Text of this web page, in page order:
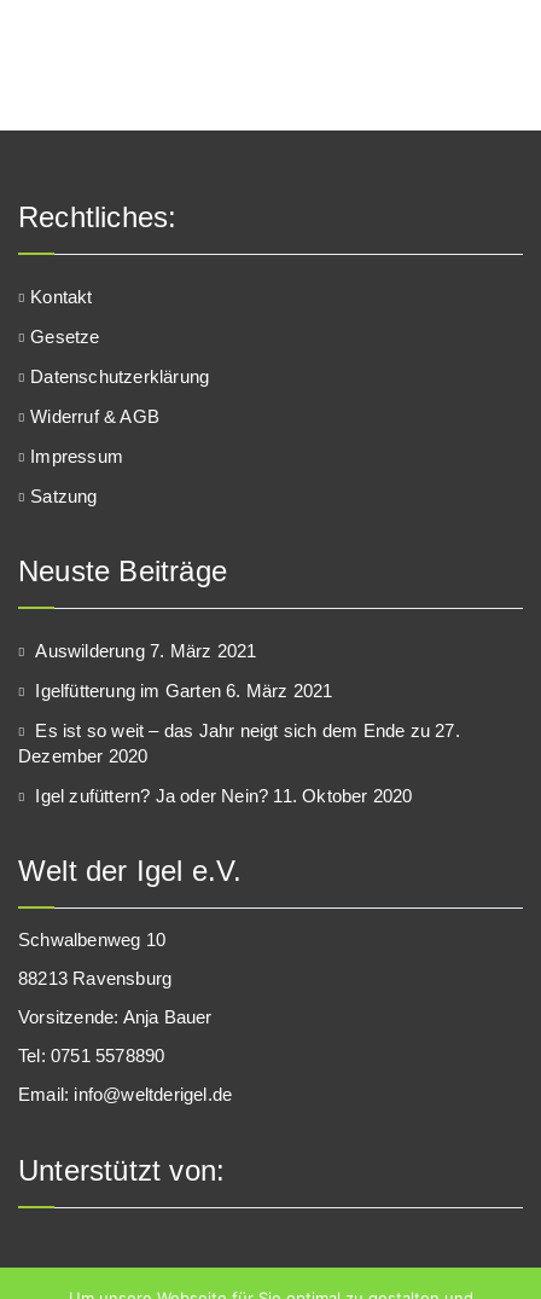
Rechtliches:
Kontakt
Gesetze
Datenschutzerklärung
Widerruf & AGB
Impressum
Satzung
Neuste Beiträge
Auswilderung 7. März 2021
Igelfütterung im Garten 6. März 2021
Es ist so weit – das Jahr neigt sich dem Ende zu 27.
Dezember 2020
Igel zufüttern? Ja oder Nein? 11. Oktober 2020
Welt der Igel e.V.
Schwalbenweg 10
88213 Ravensburg
Vorsitzende: Anja Bauer
Tel: 0751 5578890
Email: info@weltderigel.de
Unterstützt von:
Zahlungsarten im Shop: